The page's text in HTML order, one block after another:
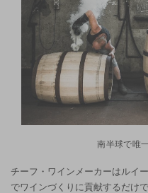
南半球で唯
チーフ・ワインメーカーはルイ
でワインづくりに貢献するだけ